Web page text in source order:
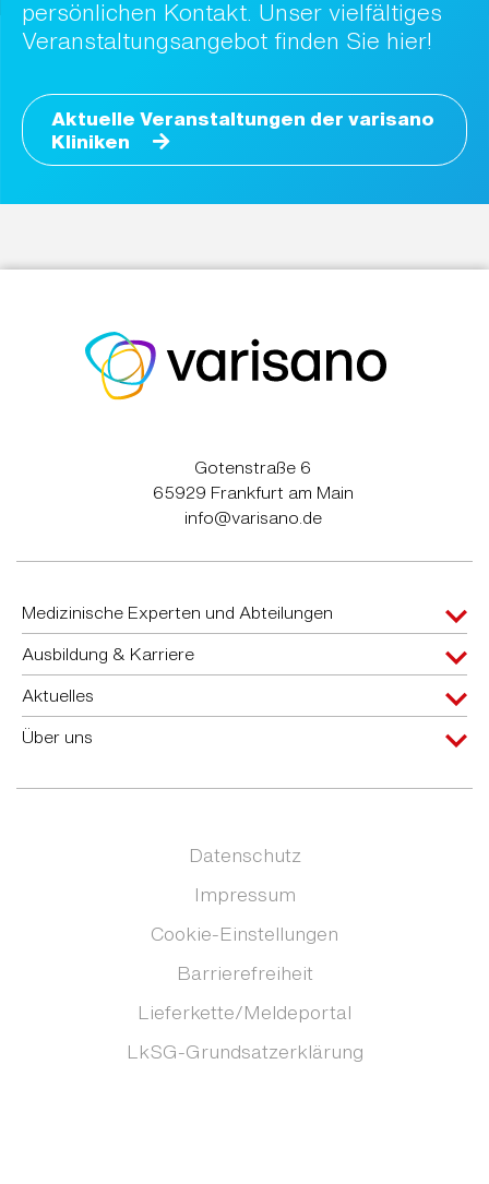
persönlichen Kontakt. Unser vielfältiges
Veranstaltungsangebot finden Sie hier!
Aktuelle Veranstaltungen der varisano
Kliniken
Gotenstraße 6
65929 Frankfurt am Main
info@varisano.de
Medizinische Experten und Abteilungen
Ausbildung & Karriere
Aktuelles
Über uns
Datenschutz
Impressum
Cookie-Einstellungen
Barrierefreiheit
Lieferkette/Meldeportal
LkSG-Grundsatzerklärung